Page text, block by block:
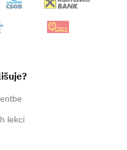
lekcí